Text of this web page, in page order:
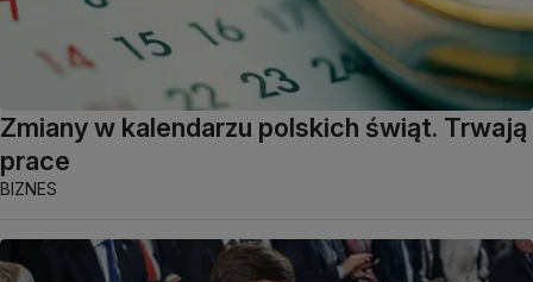
Zmiany w kalendarzu polskich świąt. Trwają
prace
BIZNES